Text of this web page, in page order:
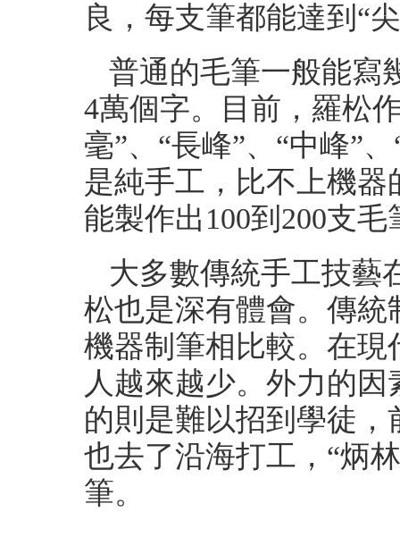
良，每支筆都能達到“
普通的毛筆一般能寫
4萬個字。目前，羅松
毫”、“長峰”、“中峰”
是純手工，比不上機
能製作出100到200支毛
大多數傳統手工技藝
松也是深有體會。傳
機器制筆相比較。在
人越來越少。外力的
的則是難以招到學徒
也去了沿海打工，“炳
筆。